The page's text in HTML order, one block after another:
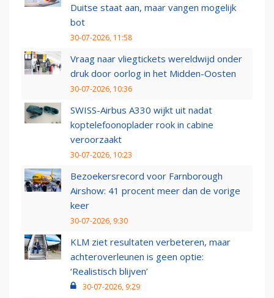
Duitse staat aan, maar vangen mogelijk
bot
30-07-2026, 11:58
Vraag naar vliegtickets wereldwijd onder
druk door oorlog in het Midden-Oosten
30-07-2026, 10:36
SWISS-Airbus A330 wijkt uit nadat
koptelefoonoplader rook in cabine
veroorzaakt
30-07-2026, 10:23
Bezoekersrecord voor Farnborough
Airshow: 41 procent meer dan de vorige
keer
30-07-2026, 9:30
KLM ziet resultaten verbeteren, maar
achteroverleunen is geen optie:
‘Realistisch blijven’
30-07-2026, 9:29